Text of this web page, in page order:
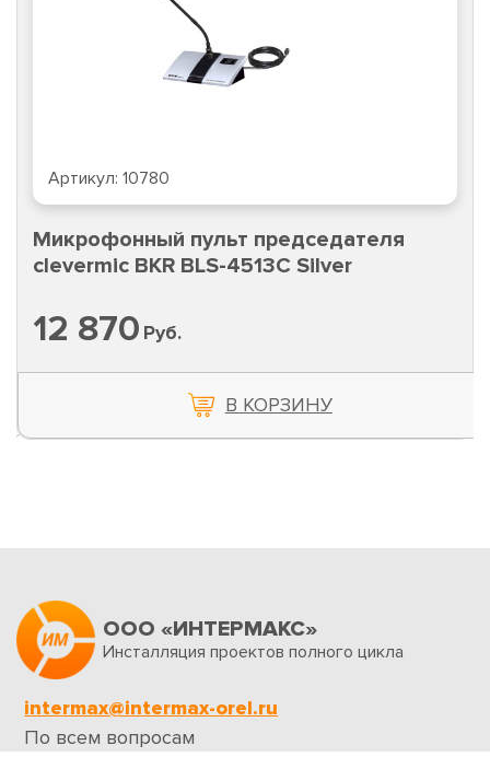
Артикул: 10780
Микрофонный пульт председателя
clevermic BKR BLS-4513C Silver
12 870 Руб.
В КОРЗИНУ
ООО «ИНТЕРМАКС»
Инсталляция проектов полного цикла
intermax@intermax-orel.ru
По всем вопросам